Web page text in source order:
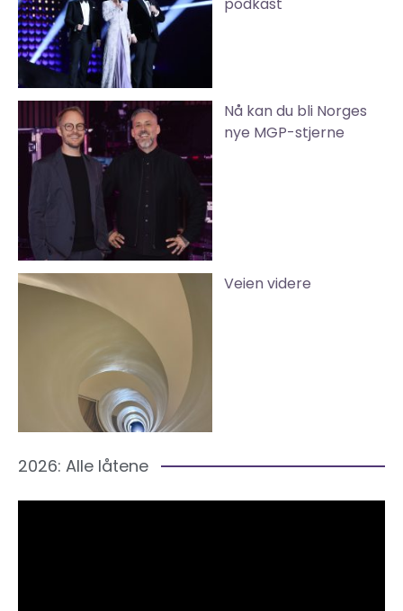
podkast
Nå kan du bli Norges
nye MGP-stjerne
Veien videre
2026: Alle låtene